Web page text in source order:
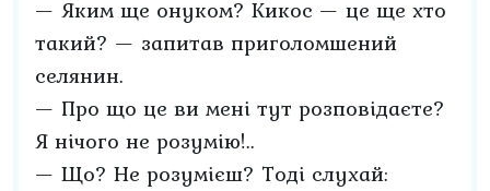
— Яким ще онуком? Кикос — це ще хто
такий? — запитав приголомшений
селянин.
— Про що це ви мені тут розповідаєте?
Я нічого не розумію!..
— Що? Не розумієш? Тоді слухай: